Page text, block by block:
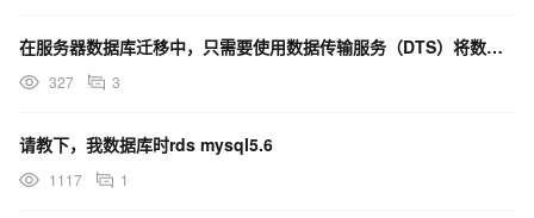
在服务器数据库迁移中，只需要使用数据传输服务（DTS）将数据复制到新数据库？
327 3
请教下，我数据库时rds mysql5.6
1117 1